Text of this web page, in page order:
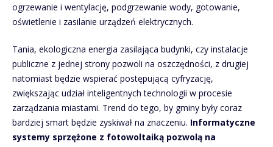
ogrzewanie i wentylację, podgrzewanie wody, gotowanie,
oświetlenie i zasilanie urządzeń elektrycznych.
Tania, ekologiczna energia zasilająca budynki, czy instalacje
publiczne z jednej strony pozwoli na oszczędności, z drugiej
natomiast będzie wspierać postępującą cyfryzację,
zwiększając udział inteligentnych technologii w procesie
zarządzania miastami. Trend do tego, by gminy były coraz
bardziej smart będzie zyskiwał na znaczeniu. Informatyczne
systemy sprzężone z fotowoltaiką pozwolą na